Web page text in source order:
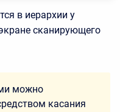
в иерархии у
сканирующего
можно
касания